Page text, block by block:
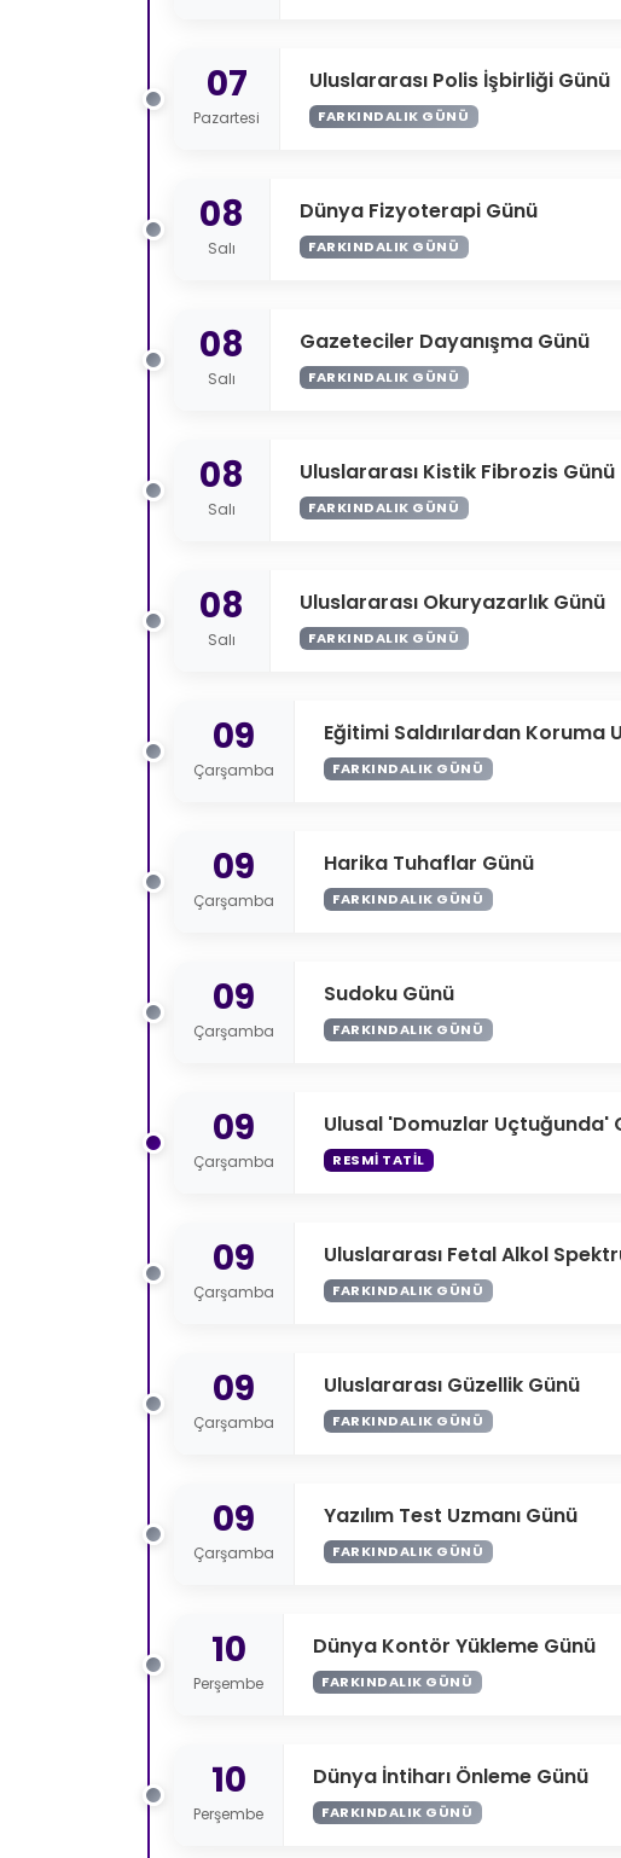
07
Pazartesi
Uluslararası Polis İşbirliği Günü
FARKINDALIK GÜNÜ
08
Salı
Dünya Fizyoterapi Günü
FARKINDALIK GÜNÜ
08
Salı
Gazeteciler Dayanışma Günü
FARKINDALIK GÜNÜ
08
Salı
Uluslararası Kistik Fibrozis Günü
FARKINDALIK GÜNÜ
08
Salı
Uluslararası Okuryazarlık Günü
FARKINDALIK GÜNÜ
09
Çarşamba
Eğitimi Saldırılardan Koruma
FARKINDALIK GÜNÜ
09
Çarşamba
Harika Tuhaflar Günü
FARKINDALIK GÜNÜ
09
Çarşamba
Sudoku Günü
FARKINDALIK GÜNÜ
09
Çarşamba
Ulusal 'Domuzlar Uçtuğunda'
RESMI TATIL
09
Çarşamba
Uluslararası Fetal Alkol
FARKINDALIK GÜNÜ
09
Çarşamba
Uluslararası Güzellik Günü
FARKINDALIK GÜNÜ
09
Çarşamba
Yazılım Test Uzmanı Günü
FARKINDALIK GÜNÜ
10
Perşembe
Dünya Kontör Yükleme Günü
FARKINDALIK GÜNÜ
10
Perşembe
Dünya İntiharı Önleme Günü
FARKINDALIK GÜNÜ